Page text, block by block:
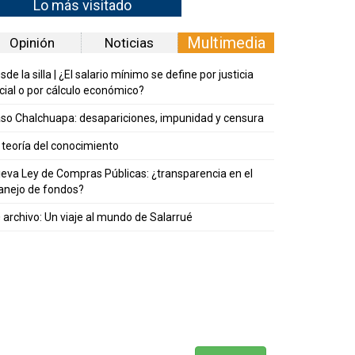
Lo más visitado
Opinión Noticias Multimedia
la silla | ¿El salario mínimo se define por justicia
o por cálculo económico?
Chalchuapa: desapariciones, impunidad y censura
teoría del conocimiento
Ley de Compras Públicas: ¿transparencia en el
de fondos?
archivo: Un viaje al mundo de Salarrué